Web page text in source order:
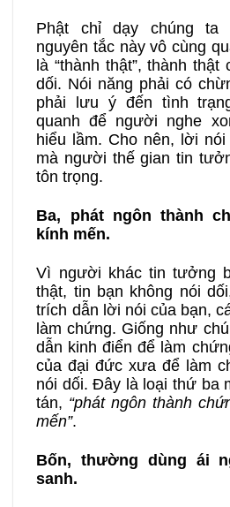
Phật chỉ dạy chúng ta
nguyên tắc này vô cùng
là “thành thật”, thành
dối. Nói năng phải có
phải lưu ý đến tình
quanh để người nghe
hiểu lầm. Cho nên, lời
mà người thế gian tin
tôn trọng.
Ba, phát ngôn thành
kính mến.
Vì người khác tin tưởng
thật, tin bạn không nói
trích dẫn lời nói của bạn,
làm chứng. Giống như
dẫn kinh điển để làm
của đại đức xưa để làm
nói dối. Đây là loại thứ ba
tán, “phát ngôn thành
mến”.
Bốn, thường dùng ái
sanh.